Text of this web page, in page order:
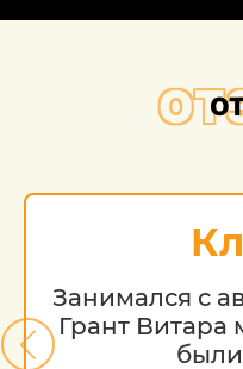
Занимался с
Грант Витара